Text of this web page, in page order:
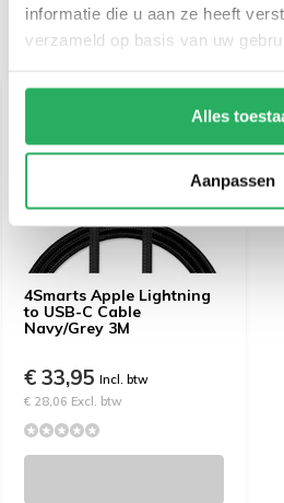
informatie die u aan ze heeft
verzameld op basis van uw
Alles
Aanpassen
Recent bekeken
4Smarts Apple Lightning
to USB-C Cable
Navy/Grey 3M
€ 33,95 Incl. btw
€ 28,06 Excl. btw